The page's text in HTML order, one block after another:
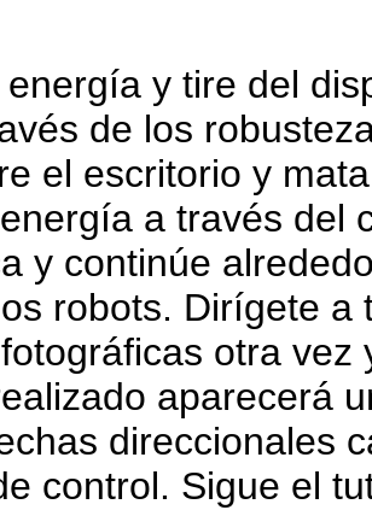
energía y tire del
de los
el escritorio y
a través del
y continúe
robots. Dirígete
otra
aparecerá
direccionales
control. Sigue el